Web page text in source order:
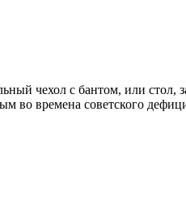
чехол с бантом, или
времена советского